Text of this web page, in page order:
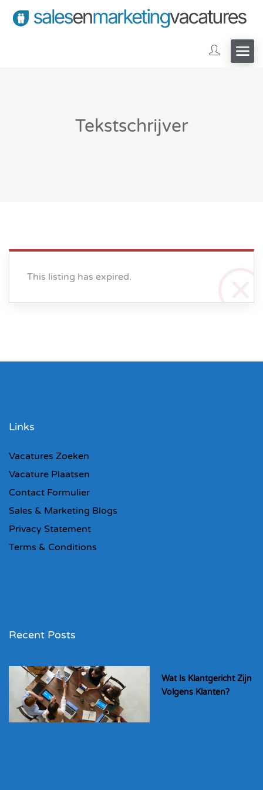
Tekstschrijver
This listing has expired.
Links
Vacatures Zoeken
Vacature Plaatsen
Contact Formulier
Sales & Marketing Blogs
Privacy Statement
Terms & Conditions
Recent Posts
Wat Is Klantgericht Zijn
Volgens Klanten?